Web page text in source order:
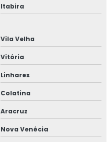
Itabira
Vila Velha
Vitória
Linhares
Colatina
Aracruz
Nova Venécia